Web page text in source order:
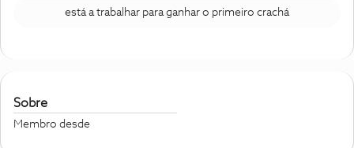
está a trabalhar para ganhar o primeiro crachá
Sobre
Membro desde